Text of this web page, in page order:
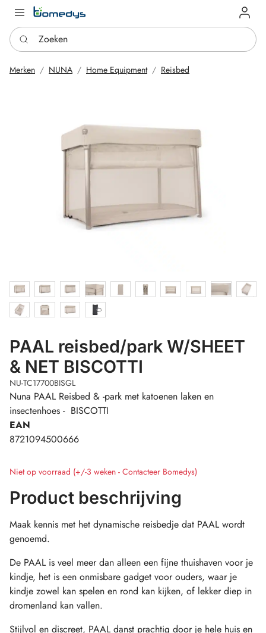
Log in
Zoeken
Merken NUNA Home Equipment Reisbed
PAAL reisbed/park W/SHEET
& NET BISCOTTI
NU-TC17700BISGL
Nuna PAAL Reisbed & -park met katoenen laken en
insectenhoes - BISCOTTI
EAN
8721094500666
Niet op voorraad (+/-3 weken - Contacteer Bomedys)
Product beschrijving
Maak kennis met het dynamische reisbedje dat PAAL wordt
genoemd.
De PAAL is veel meer dan alleen een fijne thuishaven voor je
kindje, het is een onmisbare gadget voor ouders, waar je
kindje zowel kan spelen en rond kan kijken, of lekker diep in
dromenland kan vallen.
Stijlvol en discreet, PAAL danst prachtig door je hele huis en